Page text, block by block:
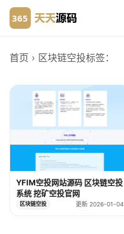
首页 › 区块链空投标签：
YFIM空投网站源码 区块链空投
系统 挖矿空投官网
区块链空投 更新 2026-01-04